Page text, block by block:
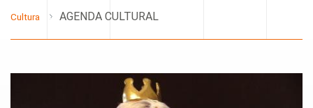
Cultura AGENDA CULTURAL